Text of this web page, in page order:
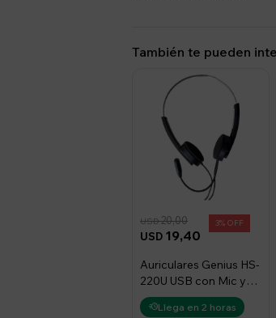
También te pueden
USD 19,40
USD20,00 3
Auriculares Genius HS-
220U USB con Mic y
Sonido Negro
Llega en 2 horas